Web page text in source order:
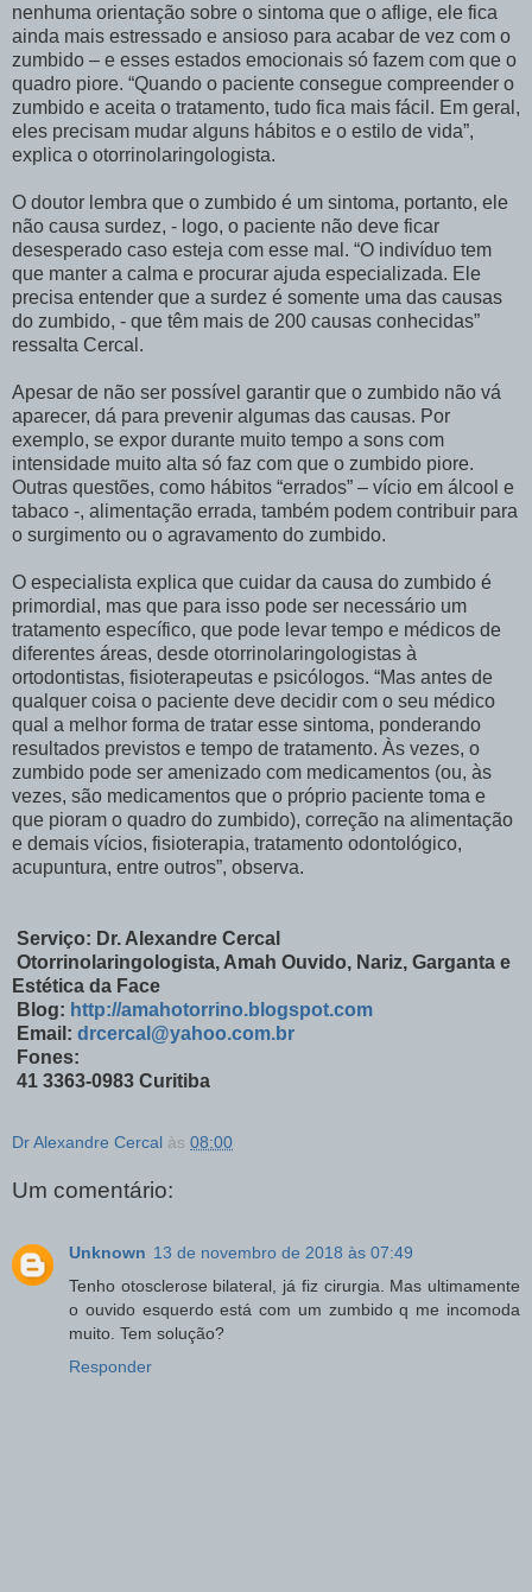
nenhuma orientação sobre o sintoma que o aflige, ele fica
ainda mais estressado e ansioso para acabar de vez com o
zumbido – e esses estados emocionais só fazem com que o
quadro piore. “Quando o paciente consegue compreender o
zumbido e aceita o tratamento, tudo fica mais fácil. Em geral,
eles precisam mudar alguns hábitos e o estilo de vida”,
explica o otorrinolaringologista.
O doutor lembra que o zumbido é um sintoma, portanto, ele
não causa surdez, - logo, o paciente não deve ficar
desesperado caso esteja com esse mal. “O indivíduo tem
que manter a calma e procurar ajuda especializada. Ele
precisa entender que a surdez é somente uma das causas
do zumbido, - que têm mais de 200 causas conhecidas”
ressalta Cercal.
Apesar de não ser possível garantir que o zumbido não vá
aparecer, dá para prevenir algumas das causas. Por
exemplo, se expor durante muito tempo a sons com
intensidade muito alta só faz com que o zumbido piore.
Outras questões, como hábitos “errados” – vício em álcool e
tabaco -, alimentação errada, também podem contribuir para
o surgimento ou o agravamento do zumbido.
O especialista explica que cuidar da causa do zumbido é
primordial, mas que para isso pode ser necessário um
tratamento específico, que pode levar tempo e médicos de
diferentes áreas, desde otorrinolaringologistas à
ortodontistas, fisioterapeutas e psicólogos. “Mas antes de
qualquer coisa o paciente deve decidir com o seu médico
qual a melhor forma de tratar esse sintoma, ponderando
resultados previstos e tempo de tratamento. Às vezes, o
zumbido pode ser amenizado com medicamentos (ou, às
vezes, são medicamentos que o próprio paciente toma e
que pioram o quadro do zumbido), correção na alimentação
e demais vícios, fisioterapia, tratamento odontológico,
acupuntura, entre outros”, observa.
Serviço: Dr. Alexandre Cercal
Otorrinolaringologista, Amah Ouvido, Nariz, Garganta e
Estética da Face
Blog: http://amahotorrino.blogspot.com
Email: drcercal@yahoo.com.br
Fones:
41 3363-0983 Curitiba
Dr Alexandre Cercal às 08:00
Um comentário:
Unknown 13 de novembro de 2018 às 07:49
Tenho otosclerose bilateral, já fiz cirurgia. Mas ultimamente
o ouvido esquerdo está com um zumbido q me incomoda
muito. Tem solução?
Responder